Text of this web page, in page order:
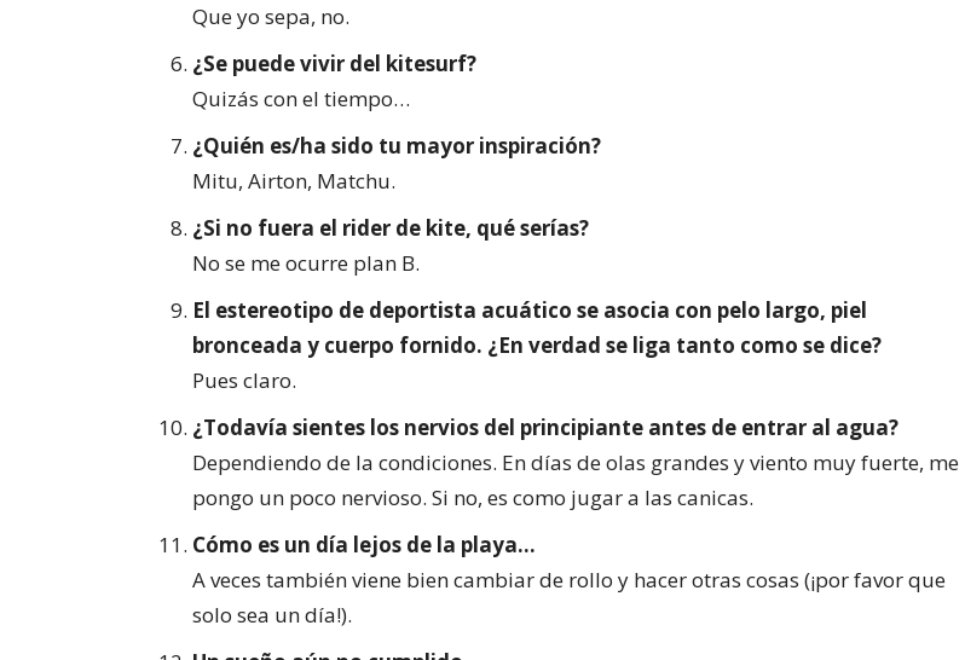
Que yo sepa, no.
¿Se puede vivir del kitesurf?
Quizás con el tiempo…
¿Quién es/ha sido tu mayor inspiración?
Mitu, Airton, Matchu.
¿Si no fuera el rider de kite, qué serías?
No se me ocurre plan B.
El estereotipo de deportista acuático se asocia con pelo largo, piel
bronceada y cuerpo fornido. ¿En verdad se liga tanto como se dice?
Pues claro.
¿Todavía sientes los nervios del principiante antes de entrar al agua?
Dependiendo de la condiciones. En días de olas grandes y viento muy fuerte, me
pongo un poco nervioso. Si no, es como jugar a las canicas.
Cómo es un día lejos de la playa…
A veces también viene bien cambiar de rollo y hacer otras cosas (¡por favor que
solo sea un día!).